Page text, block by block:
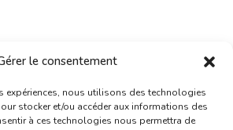
le consentement
expériences, nous utilisons des technologies
stocker et/ou accéder aux informations des
à ces technologies nous permettra de